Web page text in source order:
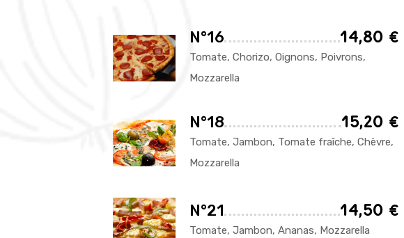
N°16 14,80 €
Tomate, Chorizo, Oignons, Poivrons,
Mozzarella
N°18 15,20 €
Tomate, Jambon, Tomate fraîche, Chèvre,
Mozzarella
N°21 14,50 €
Tomate, Jambon, Ananas, Mozzarella